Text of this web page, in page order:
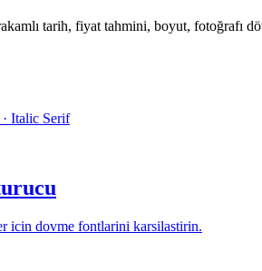
tarih, fiyat tahmini, boyut, fotoğrafı
Italic Serif
icin dovme fontlarini karsilastirin.